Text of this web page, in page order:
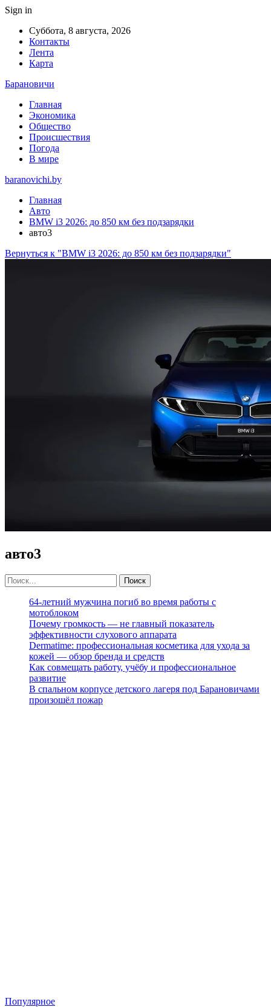
Sign in
Суббота, 8 августа, 2026
Контакты
Лента
Карта
Барановичи
Главная
Экономика
Общество
Происшествия
Погода
В мире
baranovichi.by
Главная
Авто
BMW i3 2026: до 850 км без подзарядки
авто3
Вернуться к "BMW i3 2026: до 850 км без подзарядки"
авто3
64-летний мужчина погиб во время работы с
мотоблоком
Почему громкость — не главный показатель
эффективности слухового аппарата
Dermatime: профессиональная косметика для ухода за
кожей — обзор бренда и средств
Как совмещать работу, учёбу и профессиональное
развитие
В спальном корпусе детского лагеря под Барановичами
произошёл пожар
Популярное